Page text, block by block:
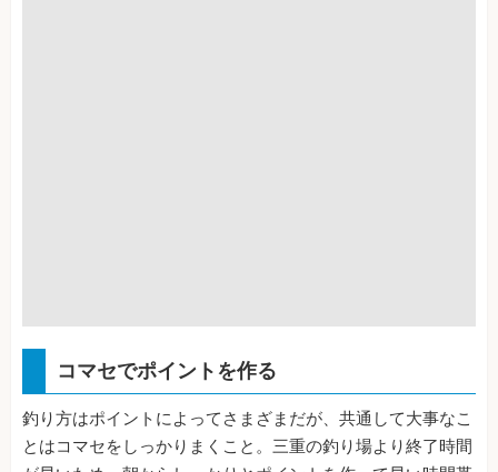
コマセでポイントを作る
釣り方はポイントによってさまざまだが、共通して大事なこ
とはコマセをしっかりまくこと。三重の釣り場より終了時間